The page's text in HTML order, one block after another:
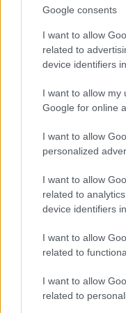
Google consents
I want to allow
related to
device identifiers
I want to allow my
Google for online
I want to allow
personalized
I want to allow
related to
device identifiers
I want to allow
related to
I want to allow
related to
Όμως, είναι
τρόπο νιώθω ότι
η οπτική της
περισσότερο
προσδοκίες. Αν
όλα καλά, θ'
τις δοκιμασίες
συμβούν. Αλλά,
προβλήματα,
καλά,
Είναι δύσκολο
έννοια ότι ο
Χάρη και η
Παΐσιος: «θα
ο Θεός έχει τον